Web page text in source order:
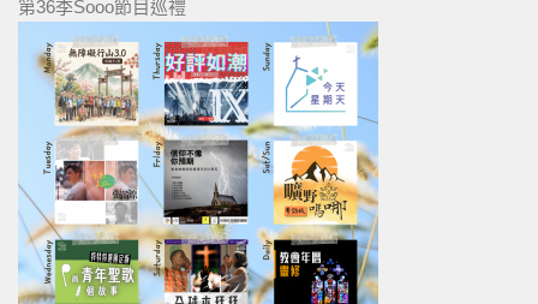
第36季Sooo節目巡禮